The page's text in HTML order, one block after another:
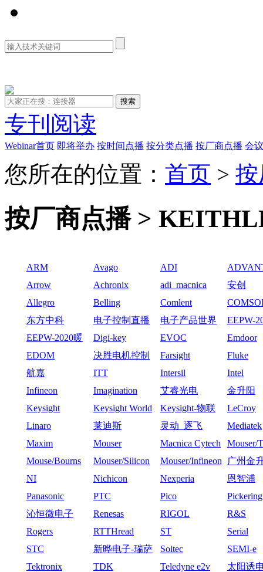
专刊阅读
Webinar首页 即将举办 按时间点播 按分类点播 按厂商点播 会
您所在的位置： 首页 >
按厂商点播 >
ARM Avago ADI
Arrow
Achronix adi_macnica
安创
Allegro
Belling Comlent
东方中科
电子控制直播 电子产品世界
EEPW-
心周-11
EEPW-2020暖
心周-12月2日
Digi-key EVOC
Emdoor
EDOM
决胜电机控制
_2021
Farsight
Fluke
航嘉
ITT Intersil
Intel
Infineon
Imagination 艾睿光电
金升阳
Keysight
Keysight World
Keysight-物联
网沙龙
LeCroy
Linaro
莱迪斯 灵动_逐飞
Mediatek
Maxim
Mouser Macnica Cytech
Mouser/
Mouse/Bourns
Mouser/Silicon
Labs
Mouser/Infineon
广州金
技有限
NI Nichicon Nexperia
恩智浦
Panasonic
PTC Pico
Pickering
沁恒微电子
Renesas RIGOL
R&S
Rogers
RTTHread ST
Serial
STC
新晔电子-瑞萨
电子
Soitec
SEMI-e
Tektronix
TDK Teledyne e2v
太阳诱